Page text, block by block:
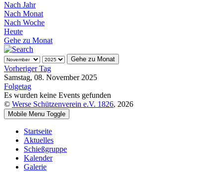
Nach Jahr
Nach Monat
Nach Woche
Heute
Gehe zu Monat
Gehe zu Monat
Vorheriger Tag
Samstag, 08. November 2025
Folgetag
Es wurden keine Events gefunden
© Werse Schützenverein e.V. 1826, 2026
Mobile Menu Toggle
Startseite
Aktuelles
Schießgruppe
Kalender
Galerie